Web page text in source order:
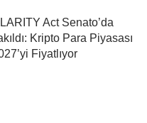
Act Senato’da
Kripto Para Piyasası
Fiyatlıyor